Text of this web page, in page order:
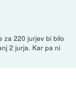
za 220 jurjev bi bilo
2 jurja. Kar pa ni